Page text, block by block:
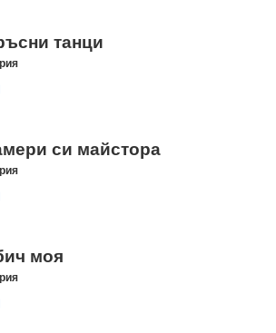
танци
си майстора
моя